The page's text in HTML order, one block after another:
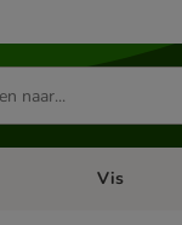
ApotheekOpen
Vis